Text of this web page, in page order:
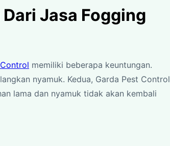
Jasa Fogging
memiliki beberapa keuntungan.
nyamuk. Kedua, Garda Pest Control
lama dan nyamuk tidak akan kembali